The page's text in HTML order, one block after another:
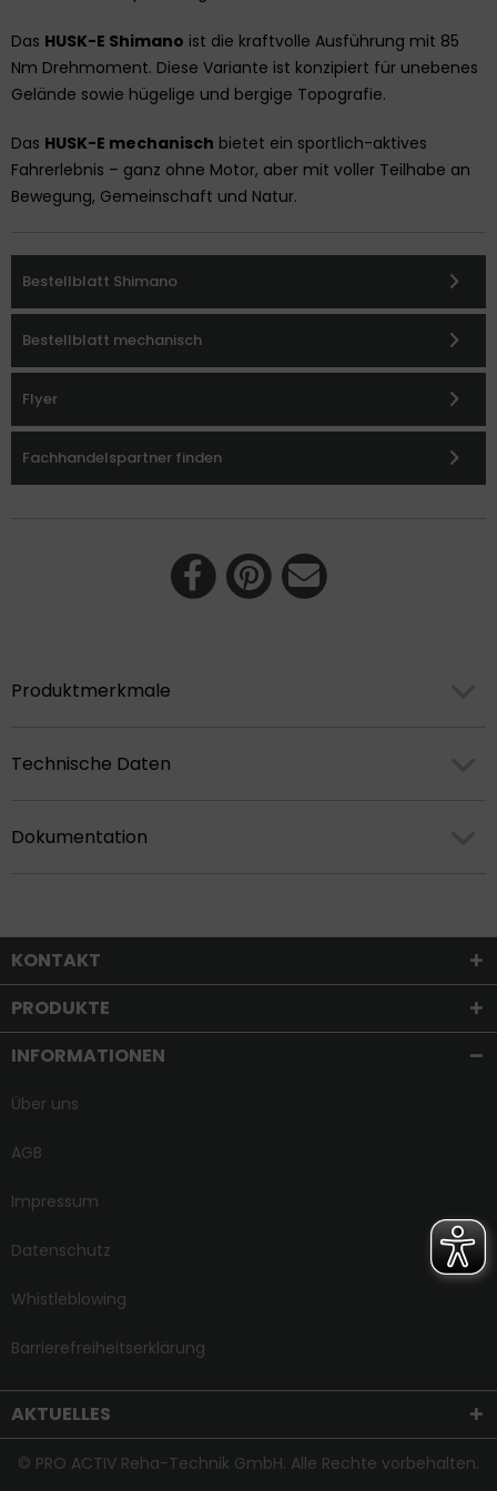
Das HUSK-E Shimano ist die kraftvolle Ausführung mit 85
Nm Drehmoment. Diese Variante ist konzipiert für unebenes
Gelände sowie hügelige und bergige Topografie.
Das HUSK-E mechanisch bietet ein sportlich-aktives
Fahrerlebnis – ganz ohne Motor, aber mit voller Teilhabe an
Bewegung, Gemeinschaft und Natur.
Bestellblatt Shimano
Flyer
Bestellblatt mechanisch
Fachhandelspartner finden
Produktmerkmale
Technische Daten
Dokumentation
KONTAKT
PRODUKTE
INFORMATIONEN
Über uns
AGB
Impressum
Datenschutz
Whistleblowing
Barrierefreiheitserklärung
AKTUELLES
© PRO ACTIV Reha-Technik GmbH. Alle Rechte vorbehalten.